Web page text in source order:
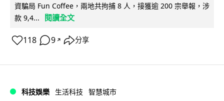
資騙局 Fun Coffee，兩地共拘捕 8 人，接獲逾 200 宗舉報，涉
款 9,4...
閱讀全文
118 9 ↗ 分享
科技娛樂 生活科技 智慧城市